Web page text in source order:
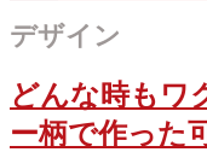
デザイン
どんな時もワ
ー柄で作った